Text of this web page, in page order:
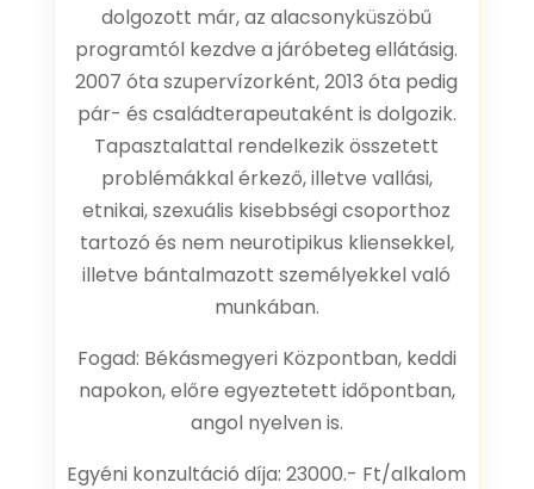
dolgozott már, az alacsonyküszöbű
programtól kezdve a járóbeteg ellátásig.
2007 óta szupervízorként, 2013 óta pedig
pár- és családterapeutaként is dolgozik.
Tapasztalattal rendelkezik összetett
problémákkal érkező, illetve vallási,
etnikai, szexuális kisebbségi csoporthoz
tartozó és nem neurotipikus kliensekkel,
illetve bántalmazott személyekkel való
munkában.
Fogad: Békásmegyeri Központban, keddi
napokon, előre egyeztetett időpontban,
angol nyelven is.
Egyéni konzultáció díja: 23000.- Ft/alkalom